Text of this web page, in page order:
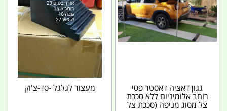
גגון דאציה דאסטר פסי
רוחב אלומיניום ללא סככת
צל מסוג מניפה (סככת צל
מעצור לגלגל -סד-צ'וק